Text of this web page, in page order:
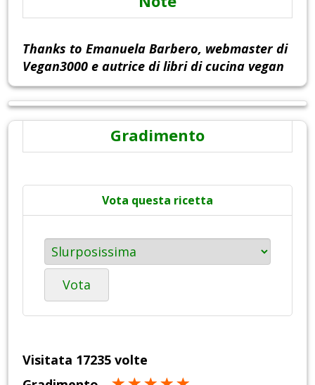
Thanks to Emanuela Barbero, webmaster di
Vegan3000 e autrice di libri di cucina vegan
Gradimento
Vota questa ricetta
Vota
Visitata 17235 volte